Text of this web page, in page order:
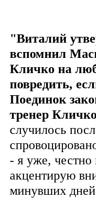
"Виталий
вспомнил
Кличко на
повредить,
Поединок
тренер
случилось
- я уже,
акцентирую
минувших